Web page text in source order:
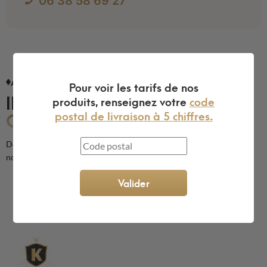
AVIS CLIENTS
ILS NOUS FONT
CONFIANCE
Découvrez les avis de nos clients sur la qualité de nos produits et de
notre service
Pour voir les tarifs de nos
produits, renseignez votre code
postal de livraison à 5 chiffres.
Valider